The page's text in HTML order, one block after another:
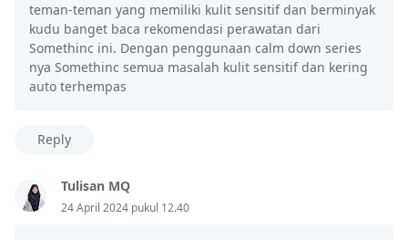
teman-teman yang memiliki kulit sensitif dan berminyak
kudu banget baca rekomendasi perawatan dari
Somethinc ini. Dengan penggunaan calm down series
nya Somethinc semua masalah kulit sensitif dan kering
auto terhempas
Reply
Tulisan MQ
24 April 2024 pukul 12.40